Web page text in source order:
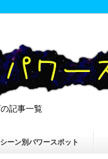
の記事一覧
シーン別パワースポット